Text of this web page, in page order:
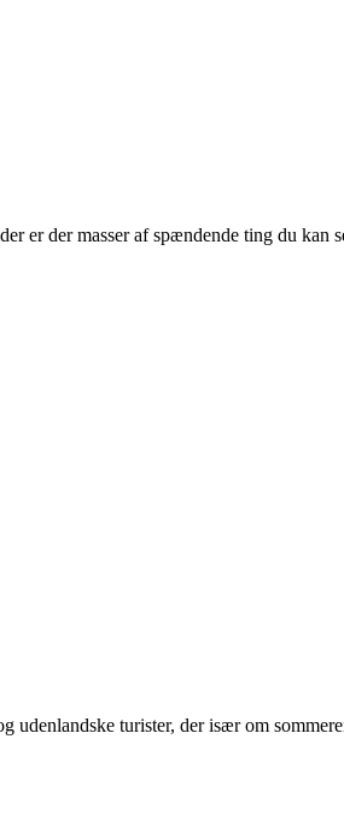
er der masser af spændende ting du
turister, der især om